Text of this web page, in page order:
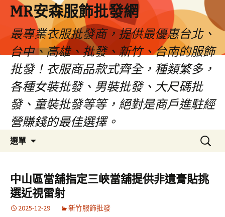
MR安森服飾批發網
最專業衣服批發商，提供最優惠台北、
台中、高雄、批發、新竹、台南的服飾
批發！衣服商品款式齊全，種類繁多，
各種女裝批發、男裝批發、大尺碼批
發、童裝批發等等，絕對是商戶進駐經
營賺錢的最佳選擇。
選單
容
區
搜
尋
鍵
字:
中山區當舖指定三峽當舖提供非遺膏貼挑
選近視雷射
2025-12-29 新竹服飾批發